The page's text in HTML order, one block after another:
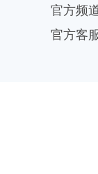
官方频
官方客